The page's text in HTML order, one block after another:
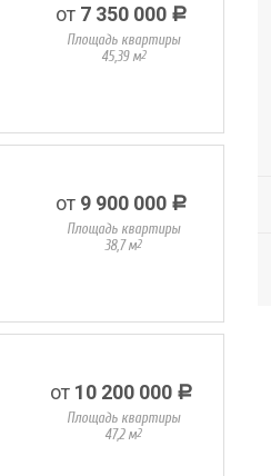
от 7 350 000 a
Площадь квартиры
45,39 м2
от 9 900 000 a
Площадь квартиры
38,7 м2
от 10 200 000 a
Площадь квартиры
47,2 м2